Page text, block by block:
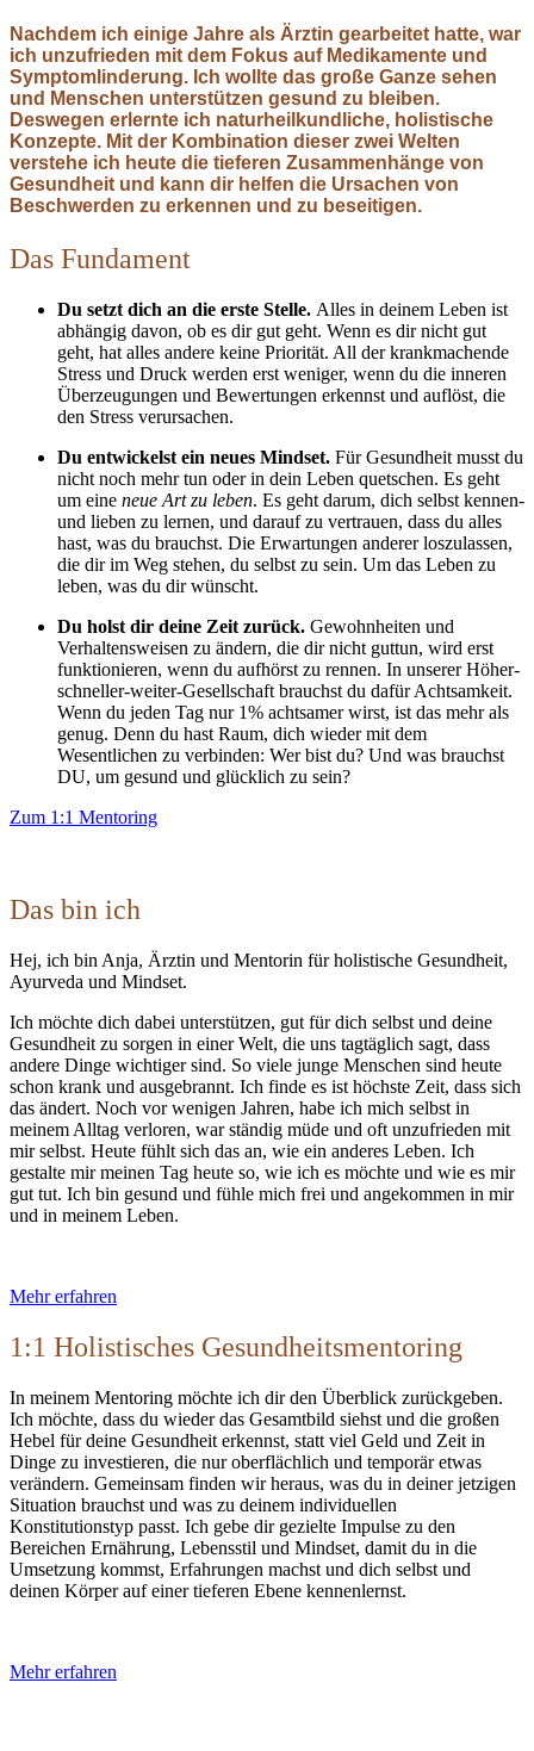
Nachdem ich einige Jahre als Ärztin gearbeitet hatte, war
ich unzufrieden mit dem Fokus auf Medikamente und
Symptomlinderung. Ich wollte das große Ganze sehen
und Menschen unterstützen gesund zu bleiben.
Deswegen erlernte ich naturheilkundliche, holistische
Konzepte. Mit der Kombination dieser zwei Welten
verstehe ich heute die tieferen Zusammenhänge von
Gesundheit und kann dir helfen die Ursachen von
Beschwerden zu erkennen und zu beseitigen.
Das Fundament
Du setzt dich an die erste Stelle. Alles in deinem Leben ist
abhängig davon, ob es dir gut geht. Wenn es dir nicht gut
geht, hat alles andere keine Priorität. All der krankmachende
Stress und Druck werden erst weniger, wenn du die inneren
Überzeugungen und Bewertungen erkennst und auflöst, die
den Stress verursachen.
Du entwickelst ein neues Mindset. Für Gesundheit musst du
nicht noch mehr tun oder in dein Leben quetschen. Es geht
um eine neue Art zu leben. Es geht darum, dich selbst kennen-
und lieben zu lernen, und darauf zu vertrauen, dass du alles
hast, was du brauchst. Die Erwartungen anderer loszulassen,
die dir im Weg stehen, du selbst zu sein. Um das Leben zu
leben, was du dir wünscht.
Du holst dir deine Zeit zurück. Gewohnheiten und
Verhaltensweisen zu ändern, die dir nicht guttun, wird erst
funktionieren, wenn du aufhörst zu rennen. In unserer Höher-
schneller-weiter-Gesellschaft brauchst du dafür Achtsamkeit.
Wenn du jeden Tag nur 1% achtsamer wirst, ist das mehr als
genug. Denn du hast Raum, dich wieder mit dem
Wesentlichen zu verbinden: Wer bist du? Und was brauchst
DU, um gesund und glücklich zu sein?
Zum 1:1 Mentoring
Das bin ich
Hej, ich bin Anja, Ärztin und Mentorin für holistische Gesundheit,
Ayurveda und Mindset.
Ich möchte dich dabei unterstützen, gut für dich selbst und deine
Gesundheit zu sorgen in einer Welt, die uns tagtäglich sagt, dass
andere Dinge wichtiger sind. So viele junge Menschen sind heute
schon krank und ausgebrannt. Ich finde es ist höchste Zeit, dass sich
das ändert. Noch vor wenigen Jahren, habe ich mich selbst in
meinem Alltag verloren, war ständig müde und oft unzufrieden mit
mir selbst. Heute fühlt sich das an, wie ein anderes Leben. Ich
gestalte mir meinen Tag heute so, wie ich es möchte und wie es mir
gut tut. Ich bin gesund und fühle mich frei und angekommen in mir
und in meinem Leben.
Mehr erfahren
1:1 Holistisches Gesundheitsmentoring
In meinem Mentoring möchte ich dir den Überblick zurückgeben.
Ich möchte, dass du wieder das Gesamtbild siehst und die großen
Hebel für deine Gesundheit erkennst, statt viel Geld und Zeit in
Dinge zu investieren, die nur oberflächlich und temporär etwas
verändern. Gemeinsam finden wir heraus, was du in deiner jetzigen
Situation brauchst und was zu deinem individuellen
Konstitutionstyp passt. Ich gebe dir gezielte Impulse zu den
Bereichen Ernährung, Lebensstil und Mindset, damit du in die
Umsetzung kommst, Erfahrungen machst und dich selbst und
deinen Körper auf einer tieferen Ebene kennenlernst.
Mehr erfahren